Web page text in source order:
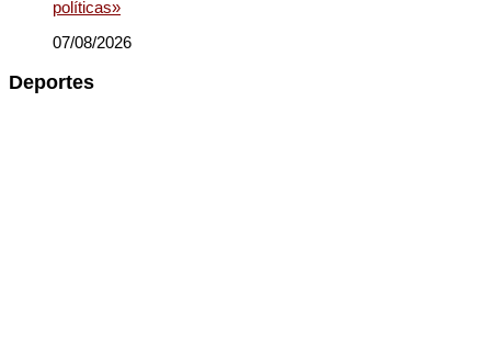
políticas»
07/08/2026
Deportes